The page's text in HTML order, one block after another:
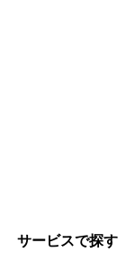
サービスで探す